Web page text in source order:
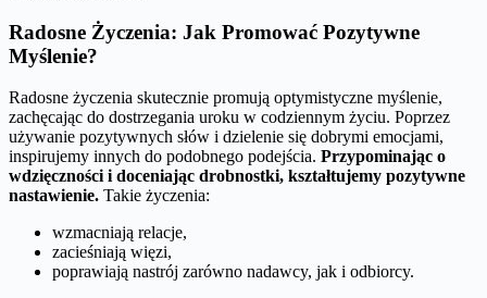
Radosne Życzenia: Jak Promować Pozytywne
Myślenie?
Radosne życzenia skutecznie promują optymistyczne myślenie,
zachęcając do dostrzegania uroku w codziennym życiu. Poprzez
używanie pozytywnych słów i dzielenie się dobrymi emocjami,
inspirujemy innych do podobnego podejścia. Przypominając o
wdzięczności i doceniając drobnostki, kształtujemy pozytywne
nastawienie. Takie życzenia:
wzmacniają relacje,
zacieśniają więzi,
poprawiają nastrój zarówno nadawcy, jak i odbiorcy.